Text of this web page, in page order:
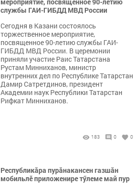
службы ГАИ-ГИБДД МВД России
Сегодня в Казани состоялось
торжественное мероприятие,
посвященное 90-летию службы ГАИ-
ГИБДД МВД России. В церемонии
приняли участие Раис Татарстана
Рустам Минниханов, министр
внутренних дел по Республике Татарстан
Дамир Сатретдинов, президент
Академии наук Республики Татарстан
Рифкат Минниханов.
183 0 0
Республикăра пурăнакансен газшăн
мобильлӗ приложенире тӳлеме май пур